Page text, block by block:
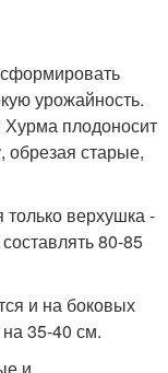
урожайность.
Хурма плодоносит
обрезая старые,
только верхушка -
80-85
и на боковых
35-40 см.